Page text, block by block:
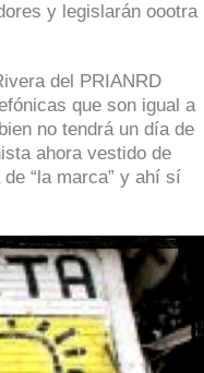
y legislarán oootra
del PRIANRD
que son igual a
no tendrá un día de
ahora vestido de
“la marca” y ahí sí